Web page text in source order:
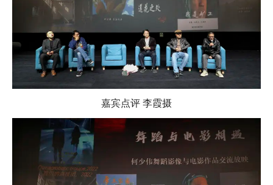
嘉宾点评 李霞摄